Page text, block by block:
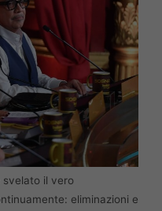
svelato il vero
eliminazioni e